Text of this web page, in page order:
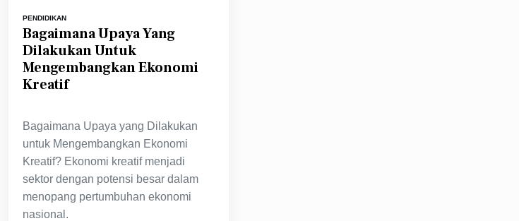
PENDIDIKAN
Bagaimana Upaya Yang
Dilakukan Untuk
Mengembangkan Ekonomi
Kreatif
Bagaimana Upaya yang Dilakukan
untuk Mengembangkan Ekonomi
Kreatif? Ekonomi kreatif menjadi
sektor dengan potensi besar dalam
menopang pertumbuhan ekonomi
nasional.